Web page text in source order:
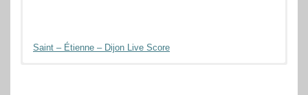
Saint – Étienne – Dijon Live Score